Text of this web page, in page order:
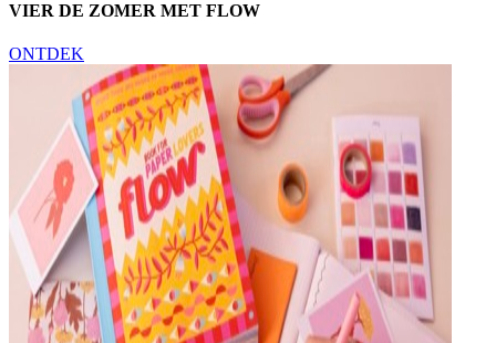
VIER DE ZOMER MET FLOW
ONTDEK